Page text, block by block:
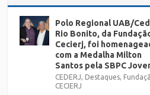
Polo Regional UAB/
Rio Bonito, da
Cecierj, foi
com a Medalha Milton
Santos pela SBPC
CEDERJ, Destaques,
CECIERJ